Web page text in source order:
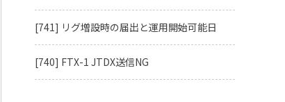
[741] リグ増設時の届出と運用開始可能日
[740] FTX-1 JTDX送信NG